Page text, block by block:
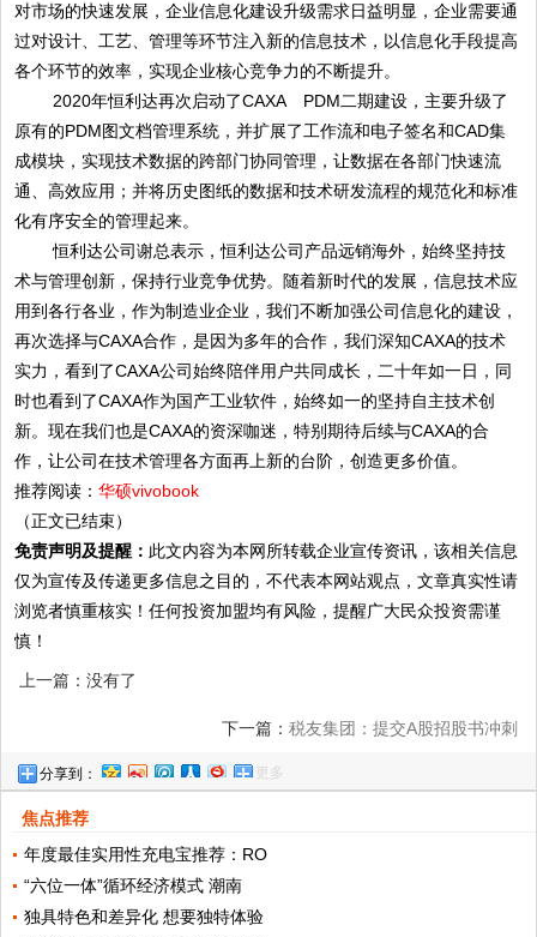
对市场的快速发展，企业信息化建设升级需求日益明显，企业需要通
过对设计、工艺、管理等环节注入新的信息技术，以信息化手段提高
各个环节的效率，实现企业核心竞争力的不断提升。
2020年恒利达再次启动了CAXA PDM二期建设，主要升级了
原有的PDM图文档管理系统，并扩展了工作流和电子签名和CAD集
成模块，实现技术数据的跨部门协同管理，让数据在各部门快速流
通、高效应用；并将历史图纸的数据和技术研发流程的规范化和标准
化有序安全的管理起来。
恒利达公司谢总表示，恒利达公司产品远销海外，始终坚持技
术与管理创新，保持行业竞争优势。随着新时代的发展，信息技术应
用到各行各业，作为制造业企业，我们不断加强公司信息化的建设，
再次选择与CAXA合作，是因为多年的合作，我们深知CAXA的技术
实力，看到了CAXA公司始终陪伴用户共同成长，二十年如一日，同
时也看到了CAXA作为国产工业软件，始终如一的坚持自主技术创
新。现在我们也是CAXA的资深咖迷，特别期待后续与CAXA的合
作，让公司在技术管理各方面再上新的台阶，创造更多价值。
推荐阅读：华硕vivobook
（正文已结束）
免责声明及提醒： 此文内容为本网所转载企业宣传资讯，该相关信息
仅为宣传及传递更多信息之目的，不代表本网站观点，文章真实性请
浏览者慎重核实！任何投资加盟均有风险，提醒广大民众投资需谨
慎！
上一篇：没有了
下一篇： 税友集团：提交A股招股书冲刺
分享到： 更多
焦点推荐
年度最佳实用性充电宝推荐：RO
“六位一体”循环经济模式 潮南
独具特色和差异化 想要独特体验